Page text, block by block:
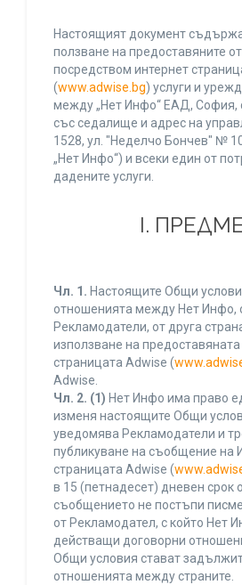
Настоящият документ
ползване на предоставяните
посредством интернет
(www.adwise.bg) услуги и
между „Нет Инфо“ ЕАД, София,
със седалище и адрес на
1528, ул. "Неделчо Бончев" №
„Нет Инфо“) и всеки един от
дадените услуги.
І.
Чл. 1. Настоящите Общи
отношенията между Нет Инфо,
Рекламодатели, от друга
използване на
страницата Adwise (
Adwise.
Чл. 2. (1) Нет Инфо има право
изменя настоящите Общи
уведомява Рекламодатели и
публикуване на съобщение на
страницата Adwise (
в 15 (петнадесет) дневен срок
съобщението не постъпи
от Рекламодател, с който Нет
действащи договорни
Общи условия стават
отношенията между страните.